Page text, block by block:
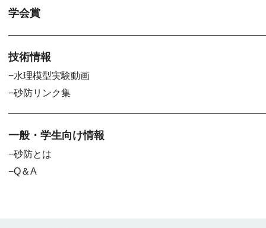
学会賞
技術情報
水理模型実験動画
砂防リンク集
一般・学生向け情報
砂防とは
Q＆A